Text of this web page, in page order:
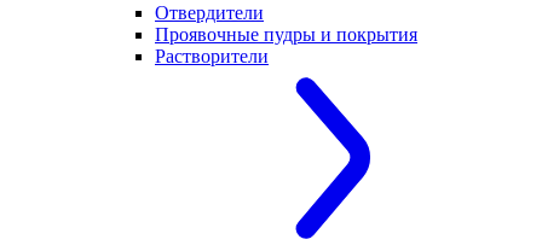
Отвердители
Проявочные пудры и покрытия
Растворители